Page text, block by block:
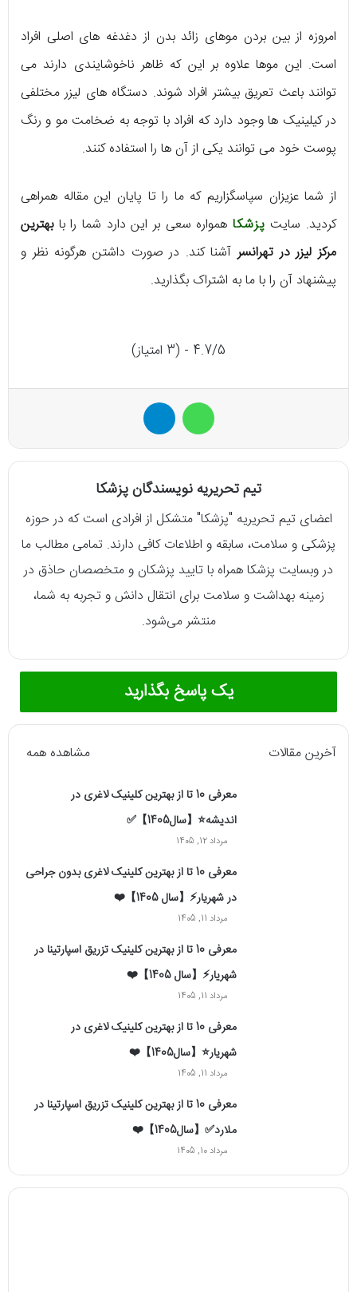
امروزه از بین بردن موهای زائد بدن از دغدغه های اصلی افراد
است. این موها علاوه بر این که ظاهر ناخوشایندی دارند می
توانند باعث تعریق بیشتر افراد شوند. دستگاه های لیزر مختلفی
در کیلینیک ها وجود دارد که افراد با توجه به ضخامت مو و رنگ
پوست خود می توانند یکی از آن ها را استفاده کنند.
از شما عزیزان سپاسگزاریم که ما را تا پایان این مقاله همراهی
کردید. سایت پزشکاهمواره سعی بر این دارد شما را بابهترین
مرکز لیزر در تهرانسرآشنا کند. در صورت داشتن هرگونه نظر و
پیشنهاد آن را با ما به اشتراک بگذارید.
4.7/5 - (3 امتیاز)
واتس آپ
تیم تحریریه نویسندگان پزشکا
اعضای تیم تحریریه "پزشکا" متشکل از افرادی است که در حوزه
پزشکی و سلامت، سابقه و اطلاعات کافی دارند. تمامی مطالب ما
در وبسایت پزشکا همراه با تایید پزشکان و متخصصان حاذق در
زمینه بهداشت و سلامت برای انتقال دانش و تجربه به شما،
منتشر می‌شود.
یک پاسخ بگذارید
آخرین مقالات مشاهده همه
معرفی 10 تا از بهترین کلینیک لاغری در
اندیشه⭐【سال1405】✅
مرداد 12, 1405
معرفی 10 تا از بهترین کلینیک لاغری بدون جراحی
در شهریار⚡【سال 1405】❤️
مرداد 11, 1405
معرفی 10 تا از بهترین کلینیک تزریق اسپارتینا در
شهریار⚡【سال 1405】❤️
مرداد 11, 1405
معرفی 10 تا از بهترین کلینیک لاغری در
شهریار⭐【سال1405】❤️
مرداد 11, 1405
معرفی 10 تا از بهترین کلینیک تزریق اسپارتینا در
ملارد✅【سال1405】❤️
مرداد 10, 1405